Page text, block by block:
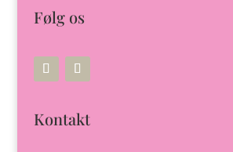
Følg os
Kontakt